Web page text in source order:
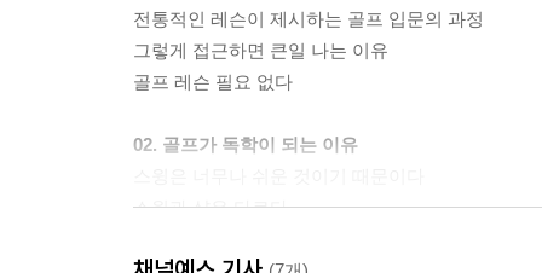
전통적인 레슨이 제시하는 골프 입문의 과정
그렇게 접근하면 큰일 나는 이유
골프 레슨 필요 없다
02. 골프가 독학이 되는 이유
스윙과 샷은 다르다